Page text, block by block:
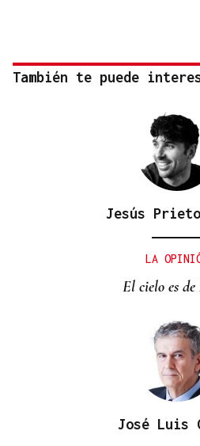
También te puede
Jesús
LA
El cielo es
José Luis